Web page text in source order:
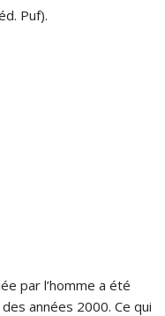
Puf).
par l’homme a été
années 2000. Ce qui